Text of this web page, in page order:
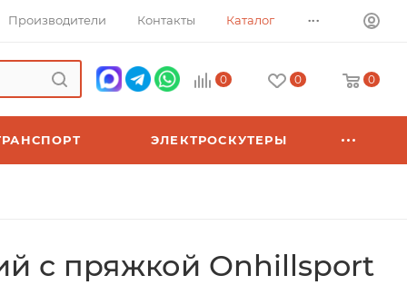
Производители Контакты Каталог ...
0 0 0
ЭЛЕКТРОСКУТЕРЫ
с пряжкой Onhillsport